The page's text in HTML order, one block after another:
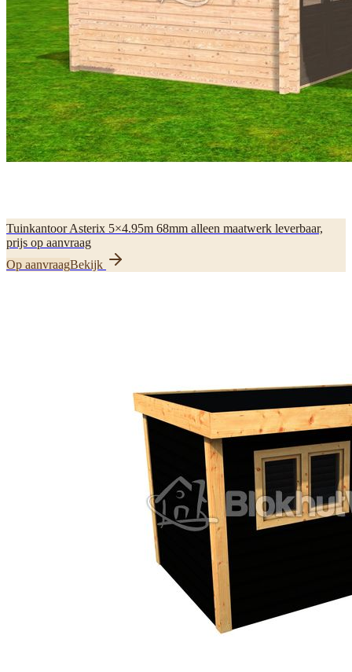
Tuinkantoor Asterix 5×4.95m 68mm alleen maatwerk leverbaar,
prijs op aanvraag
Op aanvraagBekijk